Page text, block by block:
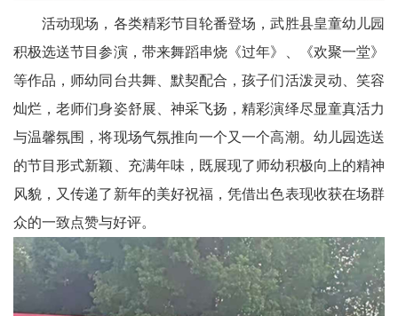
龄
讯
关
工
委
天
活动现场，各类精彩节目轮番登场，武胜县皇童幼儿园
积极选送节目参演，带来舞蹈串烧《过年》、《欢聚一堂》
等作品，师幼同台共舞、默契配合，孩子们活泼灵动、笑容
灿烂，老师们身姿舒展、神采飞扬，精彩演绎尽显童真活力
与温馨氛围，将现场气氛推向一个又一个高潮。幼儿园选送
的节目形式新颖、充满年味，既展现了师幼积极向上的精神
风貌，又传递了新年的美好祝福，凭借出色表现收获在场群
众的一致点赞与好评。